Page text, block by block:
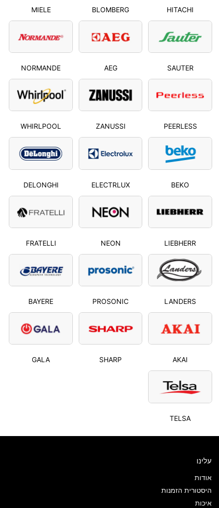
HITACHI
BLOMBERG
MIELE
SAUTER
AEG
NORMANDE
PEERLESS
ZANUSSI
WHIRLPOOL
BEKO
ELECTRLUX
DELONGHI
LIEBHERR
NEON
FRATELLI
LANDERS
PROSONIC
BAYERE
AKAI
SHARP
GALA
TELSA
עלינו
אודות
היסטורית הזמנות
איכות